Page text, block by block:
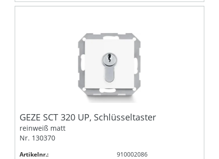
GEZE SCT 320 UP, Schlüsseltaster
reinweiß matt
Nr. 130370
Artikelnr.:
910002086